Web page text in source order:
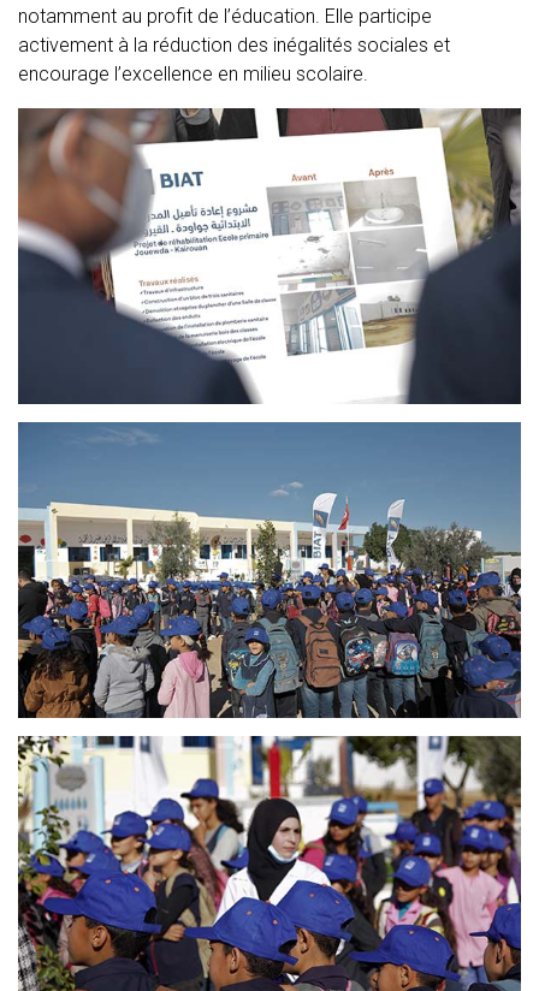
notamment au profit de l’éducation. Elle participe
activement à la réduction des inégalités sociales et
encourage l’excellence en milieu scolaire.